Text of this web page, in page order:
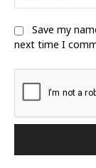
Save my
next time I